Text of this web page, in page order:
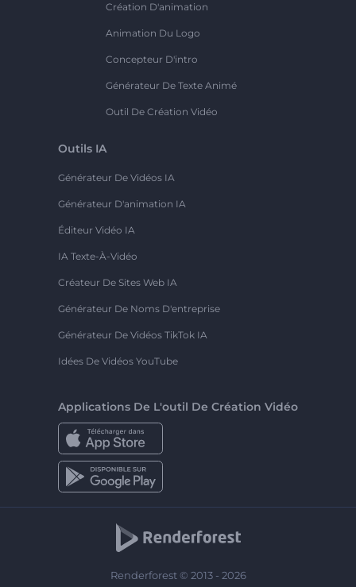
Création D'animation
Animation Du Logo
Concepteur D'intro
Générateur De Texte Animé
Outil De Création Vidéo
Outils IA
Générateur De Vidéos IA
Générateur D'animation IA
Éditeur Vidéo IA
IA Texte-À-Vidéo
Créateur De Sites Web IA
Générateur De Noms D'entreprise
Générateur De Vidéos TikTok IA
Idées De Vidéos YouTube
Applications De L'outil De Création Vidéo
Renderforest © 2013 - 2026